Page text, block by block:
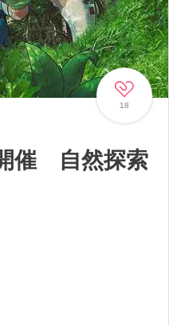
18
催 自然探索